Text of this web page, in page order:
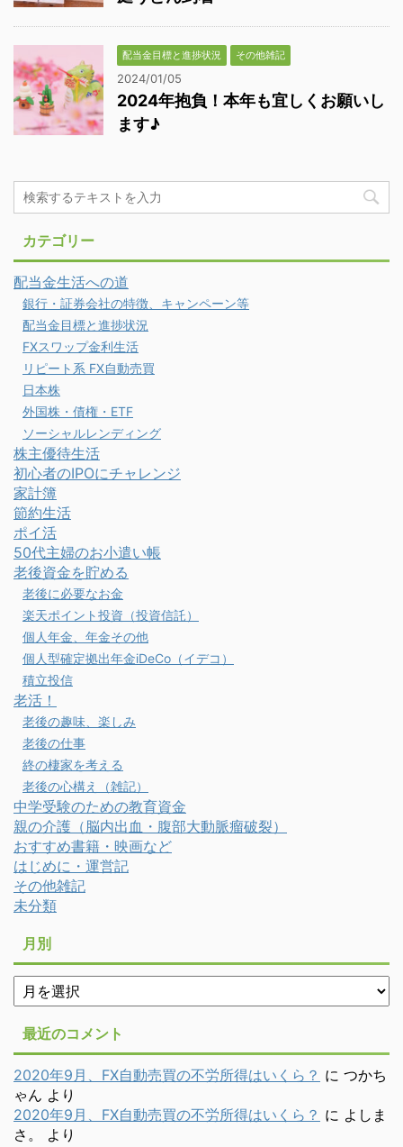
配当金目標と進捗状況 その他雑記
2024/01/05
2024年抱負！本年も宜しくお願いし
ます♪
カテゴリー
配当金生活への道
銀行・証券会社の特徴、キャンペーン等
配当金目標と進捗状況
FXスワップ金利生活
リピート系 FX自動売買
日本株
外国株・債権・ETF
ソーシャルレンディング
株主優待生活
初心者のIPOにチャレンジ
家計簿
節約生活
ポイ活
50代主婦のお小遣い帳
老後資金を貯める
老後に必要なお金
楽天ポイント投資（投資信託）
個人年金、年金その他
個人型確定拠出年金iDeCo（イデコ）
積立投信
老活！
老後の趣味、楽しみ
老後の仕事
終の棲家を考える
老後の心構え（雑記）
中学受験のための教育資金
親の介護（脳内出血・腹部大動脈瘤破裂）
おすすめ書籍・映画など
はじめに・運営記
その他雑記
未分類
月別
月
別
最近のコメント
2020年9月、FX自動売買の不労所得はいくら？ に つかち
ゃん より
2020年9月、FX自動売買の不労所得はいくら？ に よしま
さ。
より